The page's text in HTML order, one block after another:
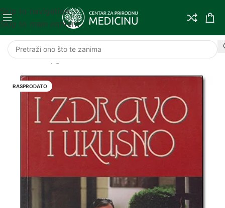
Skip to navigation
Skip to main content
Početna/Knjige
RASPRODATO